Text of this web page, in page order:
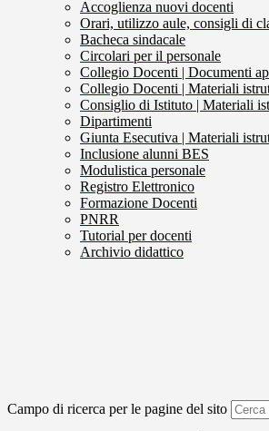
Accoglienza nuovi docenti
Orari, utilizzo aule, consigli di
Bacheca sindacale
Circolari per il personale
Collegio Docenti | Documenti
Collegio Docenti | Materiali
Consiglio di Istituto | Materiali
Dipartimenti
Giunta Esecutiva | Materiali
Inclusione alunni BES
Modulistica personale
Registro Elettronico
Formazione Docenti
PNRR
Tutorial per docenti
Archivio didattico
Campo di ricerca per le pagine del sito